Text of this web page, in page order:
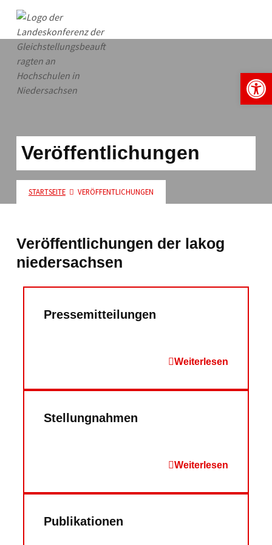
lakog niedersachsen
Veröffentlichungen
STARTSEITE VERÖFFENTLICHUNGEN
Veröffentlichungen der lakog
niedersachsen
Pressemitteilungen
Weiterlesen
Stellungnahmen
Weiterlesen
Publikationen
Open toolbar